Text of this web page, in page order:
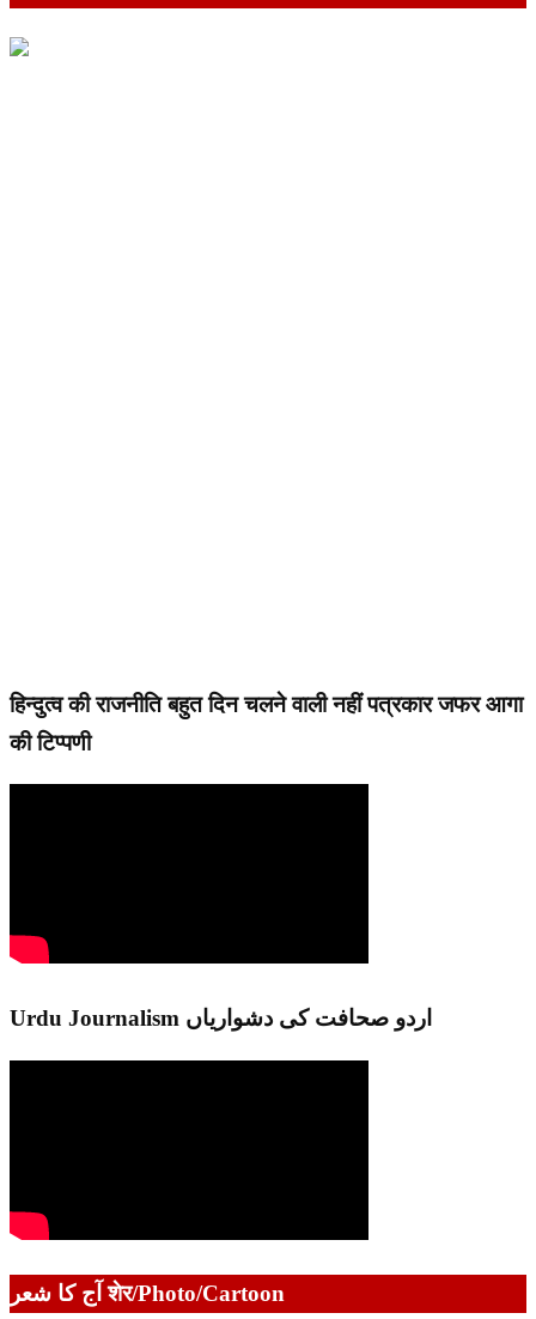
हिन्दुत्व की राजनीति बहुत दिन चलने वाली नहीं पत्रकार जफर आगा
की टिप्पणी
Urdu Journalism اردو صحافت کی دشواریاں
آج کا شعر शेर/Photo/Cartoon